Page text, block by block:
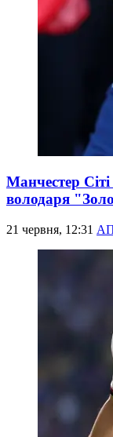
Манчестер
володаря
21 червня, 12:31